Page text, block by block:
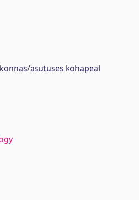
asutuses kohapeal